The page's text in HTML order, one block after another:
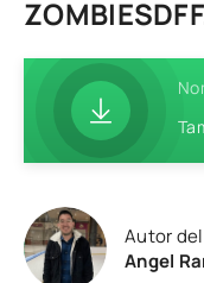
Autor
Angel